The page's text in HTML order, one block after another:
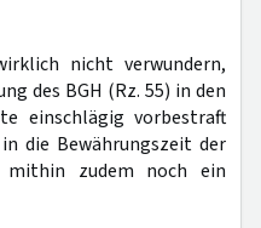
nicht verwundern,
des BGH (Rz. 55) in den
einschlägig vorbestraft
die Bewährungszeit der
zudem noch ein